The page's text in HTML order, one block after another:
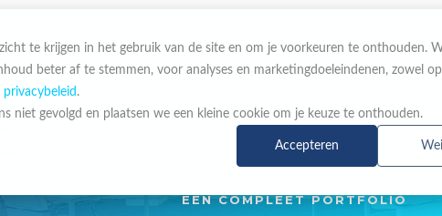
te krijgen in het gebruik van de site en om je voorkeuren te onthouden.
beter af te stemmen, voor analyses en marketingdoeleindenen, zowel
privacybeleid .
niet gevolgd en plaatsen we een kleine cookie om je keuze te onthouden.
Accepteren
EEN COMPLEET PORTFOLIO